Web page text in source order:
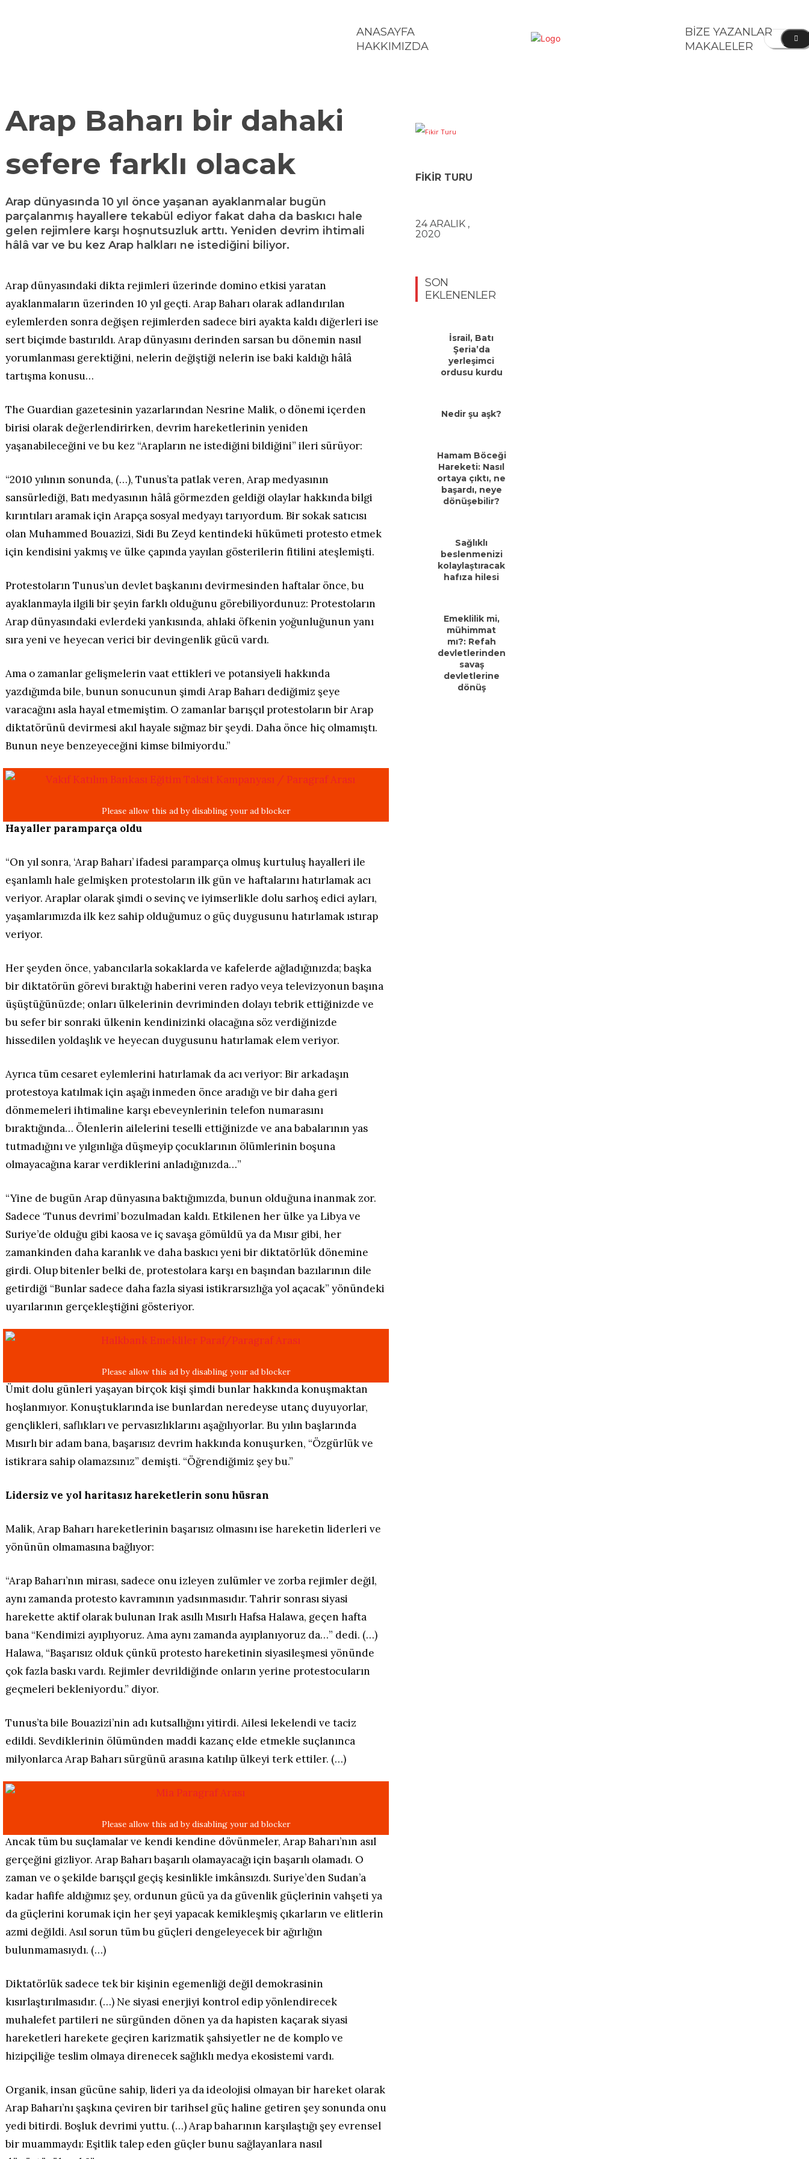
ANASAYFA
HAKKIMIZDA
BİZE YAZANLAR
MAKALELER
Arap Baharı bir dahaki
sefere farklı olacak
Arap dünyasında 10 yıl önce yaşanan ayaklanmalar bugün
parçalanmış hayallere tekabül ediyor fakat daha da baskıcı hale
gelen rejimlere karşı hoşnutsuzluk arttı. Yeniden devrim ihtimali
hâlâ var ve bu kez Arap halkları ne istediğini biliyor.
Arap dünyasındaki dikta rejimleri üzerinde domino etkisi yaratan
ayaklanmaların üzerinden 10 yıl geçti. Arap Baharı olarak adlandırılan
eylemlerden sonra değişen rejimlerden sadece biri ayakta kaldı diğerleri ise
sert biçimde bastırıldı. Arap dünyasını derinden sarsan bu dönemin nasıl
yorumlanması gerektiğini, nelerin değiştiği nelerin ise baki kaldığı hâlâ
tartışma konusu…
The Guardian gazetesinin yazarlarından Nesrine Malik, o dönemi içerden
birisi olarak değerlendirirken, devrim hareketlerinin yeniden
yaşanabileceğini ve bu kez “Arapların ne istediğini bildiğini” ileri sürüyor:
“2010 yılının sonunda, (…), Tunus’ta patlak veren, Arap medyasının
sansürlediği, Batı medyasının hâlâ görmezden geldiği olaylar hakkında bilgi
kırıntıları aramak için Arapça sosyal medyayı tarıyordum. Bir sokak satıcısı
olan Muhammed Bouazizi, Sidi Bu Zeyd kentindeki hükümeti protesto etmek
için kendisini yakmış ve ülke çapında yayılan gösterilerin fitilini ateşlemişti.
Protestoların Tunus’un devlet başkanını devirmesinden haftalar önce, bu
ayaklanmayla ilgili bir şeyin farklı olduğunu görebiliyordunuz: Protestoların
Arap dünyasındaki evlerdeki yankısında, ahlaki öfkenin yoğunluğunun yanı
sıra yeni ve heyecan verici bir devingenlik gücü vardı.
Ama o zamanlar gelişmelerin vaat ettikleri ve potansiyeli hakkında
yazdığımda bile, bunun sonucunun şimdi Arap Baharı dediğimiz şeye
varacağını asla hayal etmemiştim. O zamanlar barışçıl protestoların bir Arap
diktatörünü devirmesi akıl hayale sığmaz bir şeydi. Daha önce hiç olmamıştı.
Bunun neye benzeyeceğini kimse bilmiyordu.”
Hayaller paramparça oldu
“On yıl sonra, ‘Arap Baharı’ ifadesi paramparça olmuş kurtuluş hayalleri ile
eşanlamlı hale gelmişken protestoların ilk gün ve haftalarını hatırlamak acı
veriyor. Araplar olarak şimdi o sevinç ve iyimserlikle dolu sarhoş edici ayları,
yaşamlarımızda ilk kez sahip olduğumuz o güç duygusunu hatırlamak ıstırap
veriyor.
Her şeyden önce, yabancılarla sokaklarda ve kafelerde ağladığınızda; başka
bir diktatörün görevi bıraktığı haberini veren radyo veya televizyonun başına
üşüştüğünüzde; onları ülkelerinin devriminden dolayı tebrik ettiğinizde ve
bu sefer bir sonraki ülkenin kendinizinki olacağına söz verdiğinizde
hissedilen yoldaşlık ve heyecan duygusunu hatırlamak elem veriyor.
Ayrıca tüm cesaret eylemlerini hatırlamak da acı veriyor: Bir arkadaşın
protestoya katılmak için aşağı inmeden önce aradığı ve bir daha geri
dönmemeleri ihtimaline karşı ebeveynlerinin telefon numarasını
bıraktığında… Ölenlerin ailelerini teselli ettiğinizde ve ana babalarının yas
tutmadığını ve yılgınlığa düşmeyip çocuklarının ölümlerinin boşuna
olmayacağına karar verdiklerini anladığınızda…”
“Yine de bugün Arap dünyasına baktığımızda, bunun olduğuna inanmak zor.
Sadece ‘Tunus devrimi’ bozulmadan kaldı. Etkilenen her ülke ya Libya ve
Suriye’de olduğu gibi kaosa ve iç savaşa gömüldü ya da Mısır gibi, her
zamankinden daha karanlık ve daha baskıcı yeni bir diktatörlük dönemine
girdi. Olup bitenler belki de, protestolara karşı en başından bazılarının dile
getirdiği “Bunlar sadece daha fazla siyasi istikrarsızlığa yol açacak” yönündeki
uyarılarının gerçekleştiğini gösteriyor.
Ümit dolu günleri yaşayan birçok kişi şimdi bunlar hakkında konuşmaktan
hoşlanmıyor. Konuştuklarında ise bunlardan neredeyse utanç duyuyorlar,
gençlikleri, saflıkları ve pervasızlıklarını aşağılıyorlar. Bu yılın başlarında
Mısırlı bir adam bana, başarısız devrim hakkında konuşurken, “Özgürlük ve
istikrara sahip olamazsınız” demişti. “Öğrendiğimiz şey bu.”
Lidersiz ve yol haritasız hareketlerin sonu hüsran
Malik, Arap Baharı hareketlerinin başarısız olmasını ise hareketin liderleri ve
yönünün olmamasına bağlıyor:
“Arap Baharı’nın mirası, sadece onu izleyen zulümler ve zorba rejimler değil,
aynı zamanda protesto kavramının yadsınmasıdır. Tahrir sonrası siyasi
harekette aktif olarak bulunan Irak asıllı Mısırlı Hafsa Halawa, geçen hafta
bana “Kendimizi ayıplıyoruz. Ama aynı zamanda ayıplanıyoruz da…” dedi. (…)
Halawa, “Başarısız olduk çünkü protesto hareketinin siyasileşmesi yönünde
çok fazla baskı vardı. Rejimler devrildiğinde onların yerine protestocuların
geçmeleri bekleniyordu.” diyor.
Tunus’ta bile Bouazizi’nin adı kutsallığını yitirdi. Ailesi lekelendi ve taciz
edildi. Sevdiklerinin ölümünden maddi kazanç elde etmekle suçlanınca
milyonlarca Arap Baharı sürgünü arasına katılıp ülkeyi terk ettiler. (…)
Ancak tüm bu suçlamalar ve kendi kendine dövünmeler, Arap Baharı’nın asıl
gerçeğini gizliyor. Arap Baharı başarılı olamayacağı için başarılı olamadı. O
zaman ve o şekilde barışçıl geçiş kesinlikle imkânsızdı. Suriye’den Sudan’a
kadar hafife aldığımız şey, ordunun gücü ya da güvenlik güçlerinin vahşeti ya
da güçlerini korumak için her şeyi yapacak kemikleşmiş çıkarların ve elitlerin
azmi değildi. Asıl sorun tüm bu güçleri dengeleyecek bir ağırlığın
bulunmamasıydı. (…)
Diktatörlük sadece tek bir kişinin egemenliği değil demokrasinin
kısırlaştırılmasıdır. (…) Ne siyasi enerjiyi kontrol edip yönlendirecek
muhalefet partileri ne sürgünden dönen ya da hapisten kaçarak siyasi
hareketleri harekete geçiren karizmatik şahsiyetler ne de komplo ve
hizipçiliğe teslim olmaya direnecek sağlıklı medya ekosistemi vardı.
Organik, insan gücüne sahip, lideri ya da ideolojisi olmayan bir hareket olarak
Arap Baharı’nı şaşkına çeviren bir tarihsel güç haline getiren şey sonunda onu
yedi bitirdi. Boşluk devrimi yuttu. (…) Arap baharının karşılaştığı şey evrensel
bir muammaydı: Eşitlik talep eden güçler bunu sağlayanlara nasıl
FIKIR TURU
24 ARALIK ,
2020
SON
EKLENENLER
İsrail, Batı
Şeria’da
yerleşimci
ordusu kurdu
Nedir şu aşk?
Hamam Böceği
Hareketi: Nasıl
ortaya çıktı, ne
başardı, neye
dönüşebilir?
Sağlıklı
beslenmenizi
kolaylaştıracak
hafıza hilesi
Emeklilik mi,
mühimmat
mı?: Refah
devletlerinden
savaş
devletlerine
dönüş